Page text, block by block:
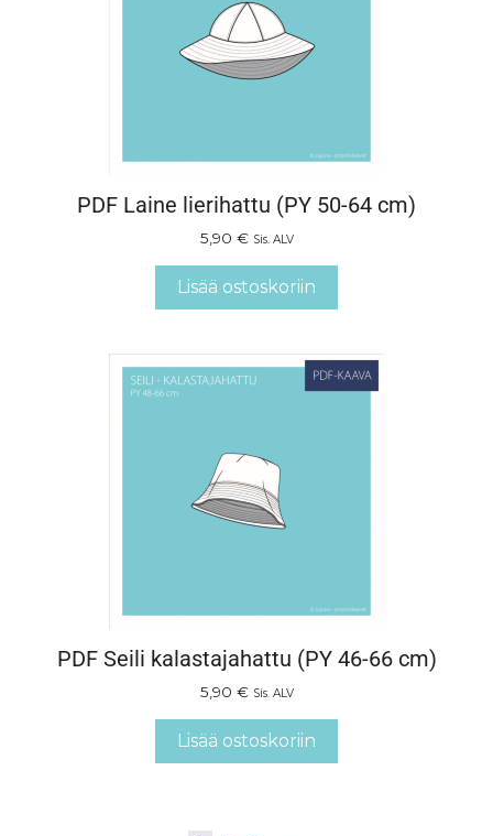
PDF Laine lierihattu (PY 50-64 cm)
5,90 € Sis. ALV
Lisää ostoskoriin
PDF Seili kalastajahattu (PY 46-66 cm)
5,90 € Sis. ALV
Lisää ostoskoriin